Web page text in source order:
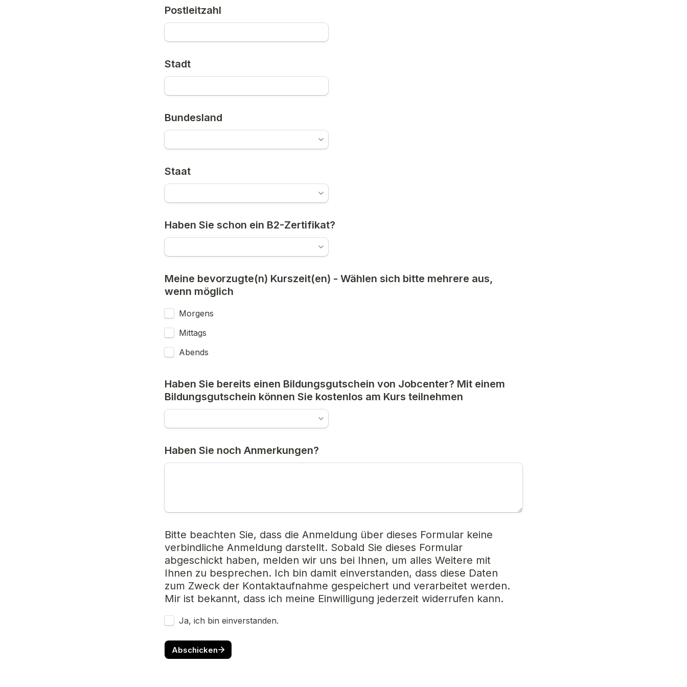
Postleitzahl
Stadt
Bundesland
Staat
Haben Sie schon ein B2-Zertifikat?
Meine bevorzugte(n) Kurszeit(en) - Wählen sich bitte mehrere aus,
wenn möglich
Morgens
Mittags
Abends
Haben Sie bereits einen Bildungsgutschein von Jobcenter? Mit einem
Bildungsgutschein können Sie kostenlos am Kurs teilnehmen
Haben Sie noch Anmerkungen?
Bitte beachten Sie, dass die Anmeldung über dieses Formular keine
verbindliche Anmeldung darstellt. Sobald Sie dieses Formular
abgeschickt haben, melden wir uns bei Ihnen, um alles Weitere mit
Ihnen zu besprechen. Ich bin damit einverstanden, dass diese Daten
zum Zweck der Kontaktaufnahme gespeichert und verarbeitet werden.
Mir ist bekannt, dass ich meine Einwilligung jederzeit widerrufen kann.
Ja, ich bin einverstanden.
Abschicken